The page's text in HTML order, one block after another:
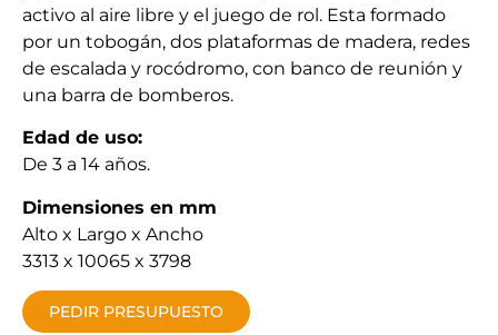
activo al aire libre y el juego de rol. Esta formado
por un tobogán, dos plataformas de madera, redes
de escalada y rocódromo, con banco de reunión y
una barra de bomberos.
Edad de uso:
De 3 a 14 años.
Dimensiones en mm
Alto x Largo x Ancho
3313 x 10065 x 3798
PEDIR PRESUPUESTO